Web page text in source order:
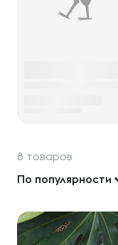
8 товаров
По популярности